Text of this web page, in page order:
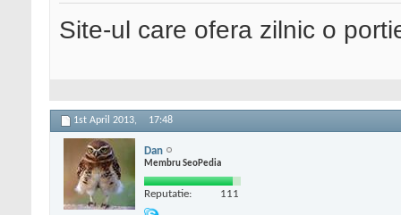
Site-ul care ofera zilnic o
1st April 2013, 17:48
Dan
Membru SeoPedia
Reputatie: 111